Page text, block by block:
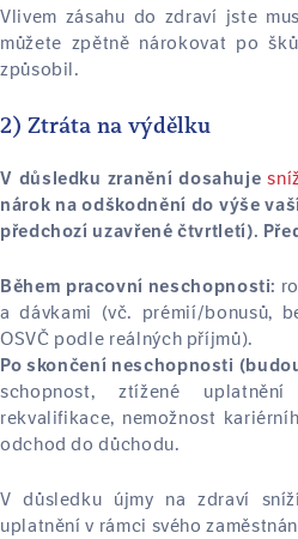
Vlivem zásahu do zdraví jste
můžete zpětně nárokovat po
způsobil.
2) Ztráta na výdělku
V důsledku zranění dosahuje
nárok na odškodnění do výše
předchozí uzavřené čtvrtletí).
Během pracovní neschopnosti:
a dávkami (vč. prémií/bonusů,
OSVČ podle reálných příjmů).
Po skončení neschopnosti
schopnost, ztížené
rekvalifikace, nemožnost
odchod do důchodu.
V důsledku újmy na zdraví
uplatnění v rámci svého